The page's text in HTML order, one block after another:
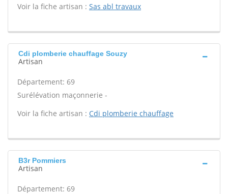
Voir la fiche artisan : Sas abl travaux
Cdi plomberie chauffage Souzy
Artisan
Département: 69
Surélévation maçonnerie -
Voir la fiche artisan : Cdi plomberie chauffage
B3r Pommiers
Artisan
Département: 69